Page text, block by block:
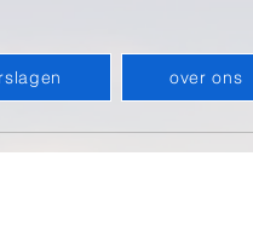
over ons